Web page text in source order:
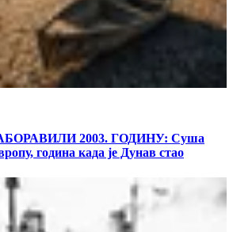
2003. ГОДИНУ: Суша
година када је Дунав стао